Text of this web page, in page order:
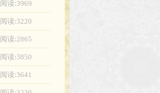
阅读:3969
阅读:3220
阅读:2865
阅读:3850
阅读:3641